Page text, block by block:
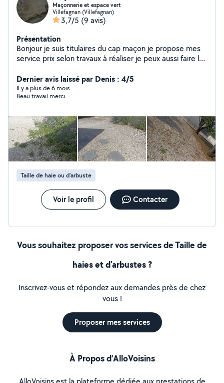
Maçonnerie et espace vert
Villefagnan (Villefagnan)
3,7/5 (9 avis)
Présentation
Bonjour je suis titulaires du cap maçon je propose mes
service prix selon travaux à réaliser je peux aussi faire le
moi et je vous dirait si je suis en capacité de réaliser vos
projet
Dernier avis laissé par Denis : 4/5
Il y a plus de 6 mois
Beau travail merci
Taille de haie ou d'arbuste
Voir le profil Contacter
Vous souhaitez proposer vos services de Taille de
haies et d'arbustes ?
Inscrivez-vous et répondez aux demandes près de chez
vous !
Proposer mes services
À Propos d’AlloVoisins